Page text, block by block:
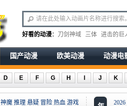
好看的动漫： 刀剑神域 三体 进击的巨
国产动漫 欧美动漫 动漫电
D E F G H J K
神魔 推理 悬疑 冒险 热血 游戏
2026